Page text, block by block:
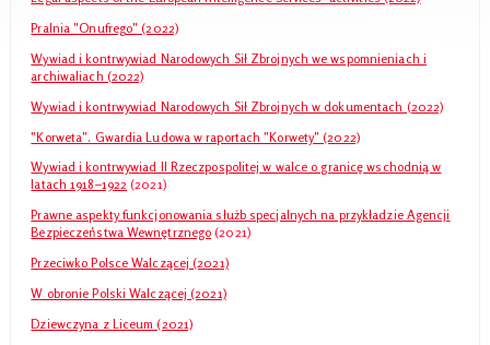
Pralnia "Onufrego" (2022)
Wywiad i kontrwywiad Narodowych Sił Zbrojnych we wspomnieniach i
archiwaliach (2022)
Wywiad i kontrwywiad Narodowych Sił Zbrojnych w dokumentach (2022)
"Korweta". Gwardia Ludowa w raportach "Korwety" (2022)
Wywiad i kontrwywiad II Rzeczpospolitej w walce o granicę wschodnią w
latach 1918–1922 (2021)
Prawne aspekty funkcjonowania służb specjalnych na przykładzie Agencji
Bezpieczeństwa Wewnętrznego (2021)
Przeciwko Polsce Walczącej (2021)
W obronie Polski Walczącej (2021)
Dziewczyna z Liceum (2021)